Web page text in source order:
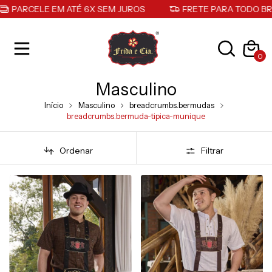
EM ATÉ 6X SEM JUROS FRETE PARA TODO BRASIL
0
Masculino
Início Masculino
breadcrumbs.bermudas
breadcrumbs.bermuda-tipica-munique
Ordenar Filtrar